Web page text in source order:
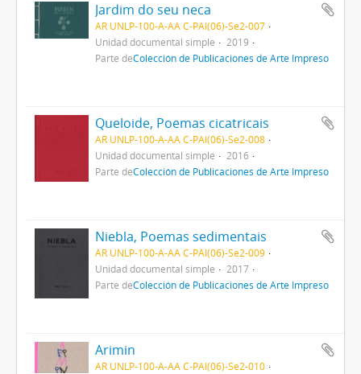
Jardim do seu neca
AR UNLP-100-A-AA C-PAI(06)-Se2-007
Unidad documental simple
2019
Parte deColección de Publicaciones de Arte Impreso
Queloide, Poemas cicatricais
AR UNLP-100-A-AA C-PAI(06)-Se2-008
Unidad documental simple
2016
Parte deColección de Publicaciones de Arte Impreso
Niebla, Poemas sedimentais
AR UNLP-100-A-AA C-PAI(06)-Se2-009
Unidad documental simple
2017
Parte deColección de Publicaciones de Arte Impreso
Arimin
AR UNLP-100-A-AA C-PAI(06)-Se2-010